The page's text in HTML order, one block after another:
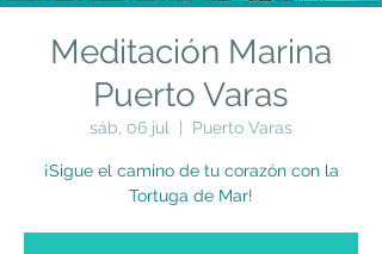
Meditación Marina
Puerto Varas
sáb, 06 jul Puerto Varas
¡Sigue el camino de tu corazón con la
Tortuga de Mar!